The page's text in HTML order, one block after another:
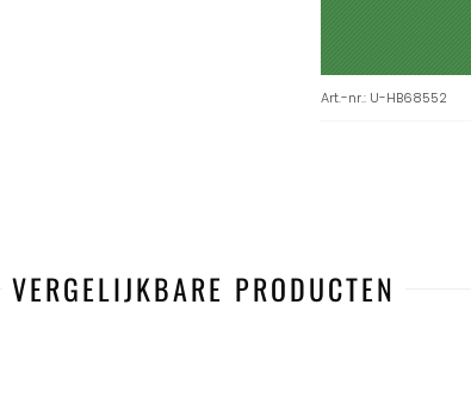
Art.-nr.: U-HB68552
VERGELIJKBARE PRODUCTEN